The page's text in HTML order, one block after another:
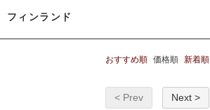
フィンランド
おすすめ順 価格順 新着順
< Prev Next >